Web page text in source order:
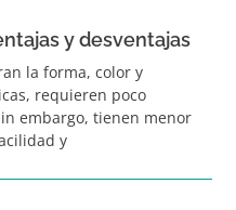
y desventajas
la forma, color y
requieren poco
embargo, tienen menor
y